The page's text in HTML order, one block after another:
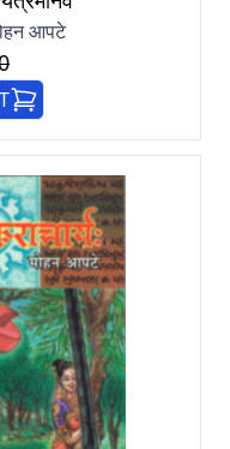
आपटे